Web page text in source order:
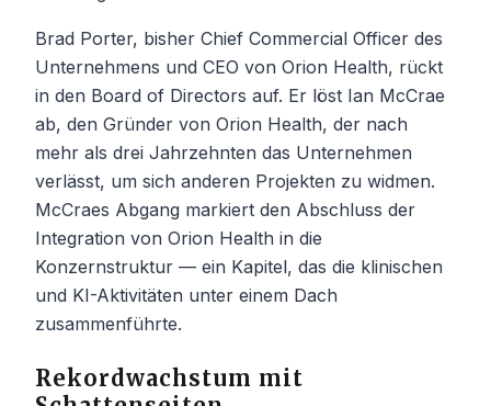
Brad Porter, bisher Chief Commercial Officer des
Unternehmens und CEO von Orion Health, rückt
in den Board of Directors auf. Er löst Ian McCrae
ab, den Gründer von Orion Health, der nach
mehr als drei Jahrzehnten das Unternehmen
verlässt, um sich anderen Projekten zu widmen.
McCraes Abgang markiert den Abschluss der
Integration von Orion Health in die
Konzernstruktur — ein Kapitel, das die klinischen
und KI-Aktivitäten unter einem Dach
zusammenführte.
Rekordwachstum mit